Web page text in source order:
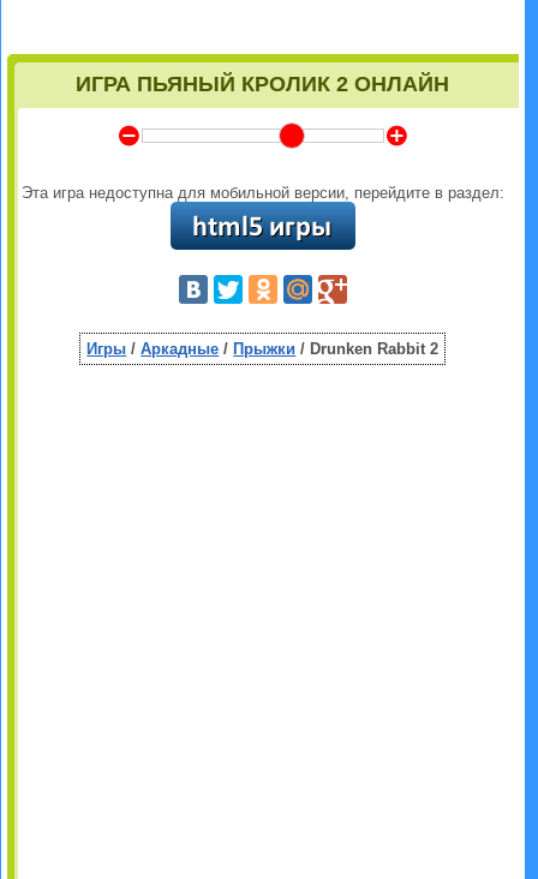
ИГРА ПЬЯНЫЙ КРОЛИК 2 ОНЛАЙН
Y Z
Эта игра недоступна для мобильной версии, перейдите в раздел:
Игры /Аркадные / Прыжки / Drunken Rabbit 2